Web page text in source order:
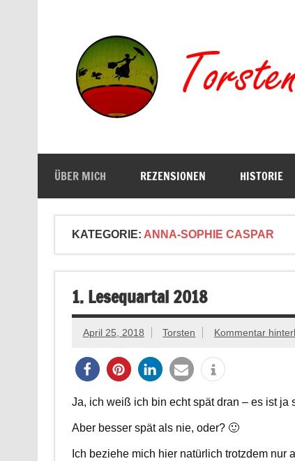
ÜBER MICH REZENSIONEN HISTORIE
KATEGORIE: ANNA-SOPHIE CASPAR
1. Lesequartal 2018
April 25, 2018 Torsten Kommentar
Ja, ich weiß ich bin echt spät dran – es ist ja
Aber besser spät als nie, oder? 🙂
Ich beziehe mich hier natürlich trotzdem